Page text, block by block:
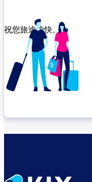
祝您旅途愉快。